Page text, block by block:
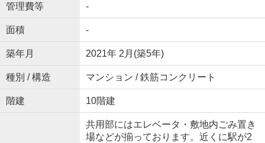
管理費等 -
面積 -
築年月 2021年 2月(築5年)
種別 / 構造 マンション / 鉄筋コンクリート
階建 10階建
共用部にはエレベータ・敷地内ごみ置き
場などが揃っております。近くに駅が2